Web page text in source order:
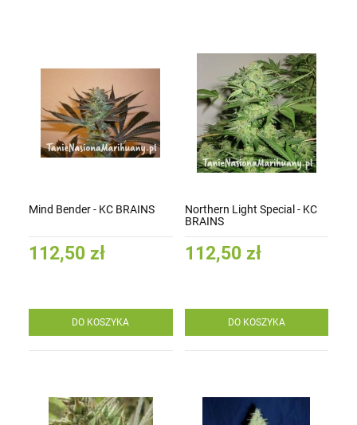
Mind Bender - KC BRAINS
112,50 zł
DO KOSZYKA
Northern Light Special - KC
BRAINS
112,50 zł
DO KOSZYKA